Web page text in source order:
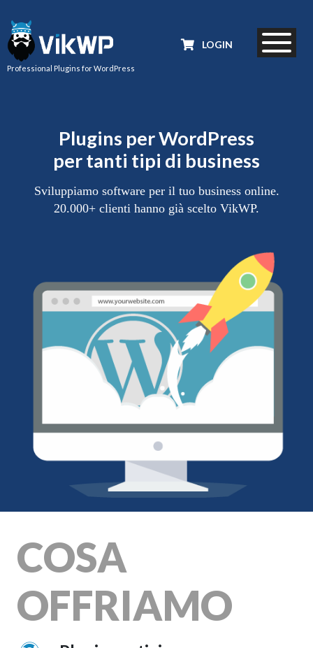
Professional Plugins for WordPress
LOGIN
Plugins per WordPress
per tanti tipi di business
Sviluppiamo software per il tuo business online.
20.000+ clienti hanno già scelto VikWP.
COSA
OFFRIAMO